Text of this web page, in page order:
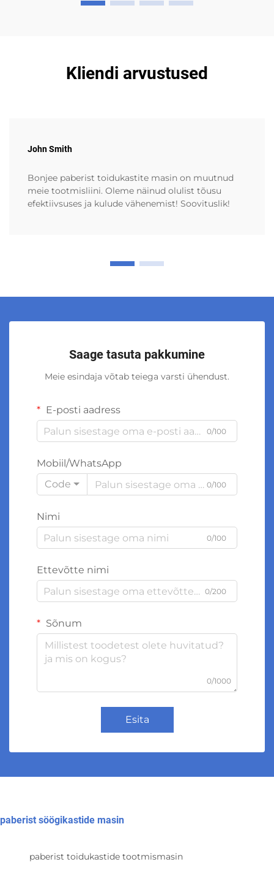
Kliendi arvustused
John Smith
Bonjee paberist toidukastite masin on muutnud
meie tootmisliini. Oleme näinud olulist tõusu
efektiivsuses ja kulude vähenemist! Soovituslik!
Saage tasuta pakkumine
Meie esindaja võtab teiega varsti ühendust.
E-posti aadress
0/100
Mobiil/WhatsApp
Code
0/100
Nimi
0/100
Ettevõtte nimi
0/200
Sõnum
0/1000
Esita
paberist söögikastide masin
paberist toidukastide tootmismasin